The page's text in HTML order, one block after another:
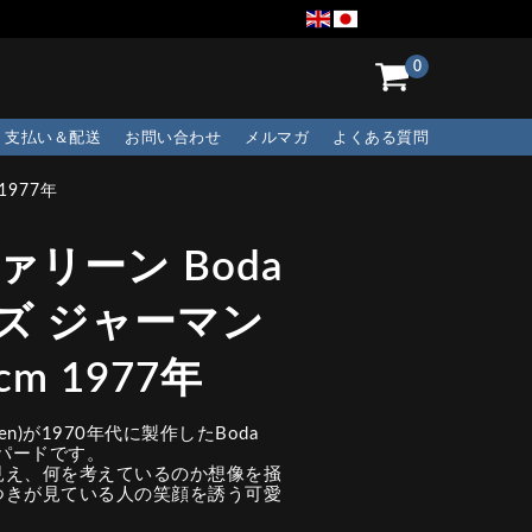
0
よくある質問
メルマガ
お問い合わせ
支払い＆配送
年
リーン Boda
ジャーマン
1977年
が1970年代に製作したBoda
ードです。
、何を考えているのか想像を掻
が見ている人の笑顔を誘う可愛